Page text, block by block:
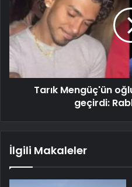
Tarık Mengüç'ün
geçirdi:
İlgili Makaleler